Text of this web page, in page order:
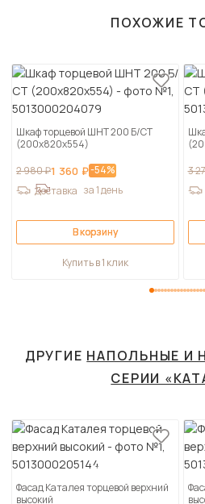
ПОХОЖИЕ
Шкаф торцевой ШНТ 200 Б/СТ
(200х820х554)
2 980 ₽1 360 ₽-54%
Доставка за 1 день
В корзину
Купить в 1 клик
3
ДРУГИЕ НАПОЛЬНЫЕ И
СЕРИИ
Фасад Каталея торцевой верхний
высокий